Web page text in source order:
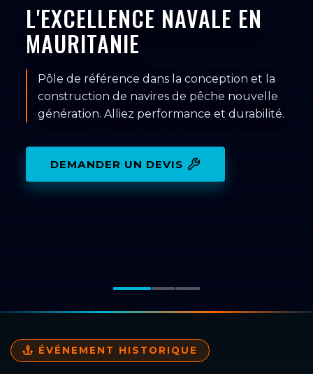
L'EXCELLENCE NAVALE EN
MAURITANIE
Pôle de référence dans la conception et la
construction de navires de pêche nouvelle
génération. Alliez performance et durabilité.
DEMANDER UN DEVIS
ÉVÉNEMENT HISTORIQUE